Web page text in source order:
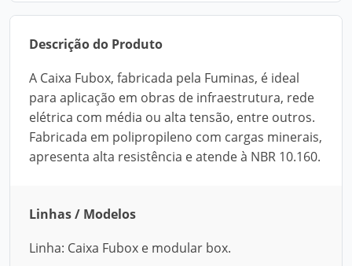
Descrição do Produto
A Caixa Fubox, fabricada pela Fuminas, é ideal
para aplicação em obras de infraestrutura, rede
elétrica com média ou alta tensão, entre outros.
Fabricada em polipropileno com cargas minerais,
apresenta alta resistência e atende à NBR 10.160.
Linhas / Modelos
Linha: Caixa Fubox e modular box.